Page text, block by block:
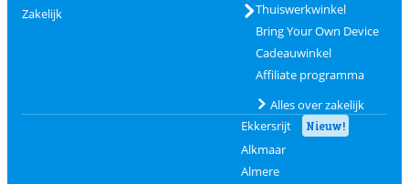
Zakelijk
Thuiswerkwinkel
Bring Your Own Device
Cadeauwinkel
Affiliate programma
Alles over zakelijk
Ekkersrijt Nieuw!
Alkmaar
Almere